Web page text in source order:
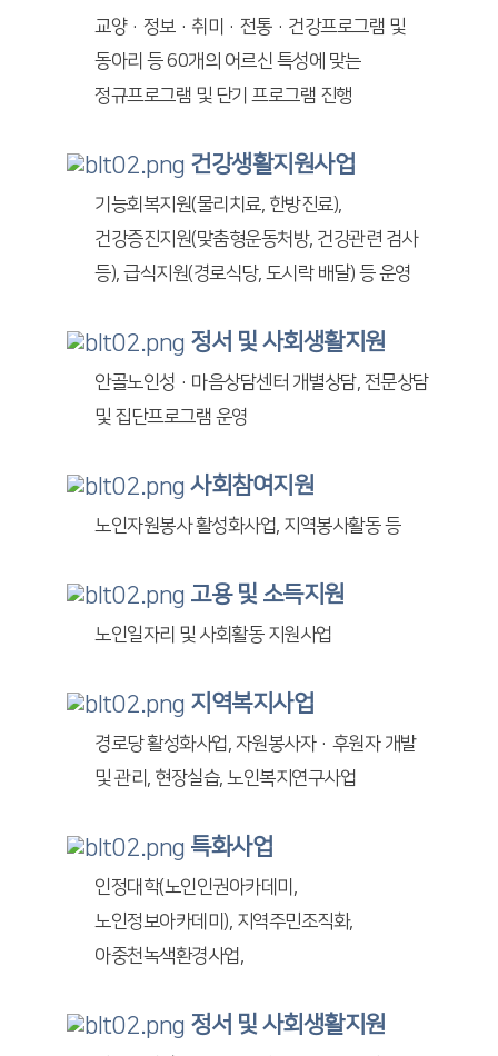
교양·정보·취미·전통·건강프로그램 및
동아리 등 60개의 어르신 특성에 맞는
정규프로그램 및 단기 프로그램 진행
건강생활지원사업
기능회복지원(물리치료, 한방진료),
건강증진지원(맞춤형운동처방, 건강관련 검사
등), 급식지원(경로식당, 도시락 배달) 등 운영
정서 및 사회생활지원
안골노인성·마음상담센터 개별상담, 전문상담
및 집단프로그램 운영
사회참여지원
노인자원봉사 활성화사업, 지역봉사활동 등
고용 및 소득지원
노인일자리 및 사회활동 지원사업
지역복지사업
경로당 활성화사업, 자원봉사자·후원자 개발
및 관리, 현장실습, 노인복지연구사업
특화사업
인정대학(노인인권아카데미,
노인정보아카데미), 지역주민조직화,
아중천녹색환경사업,
정서 및 사회생활지원